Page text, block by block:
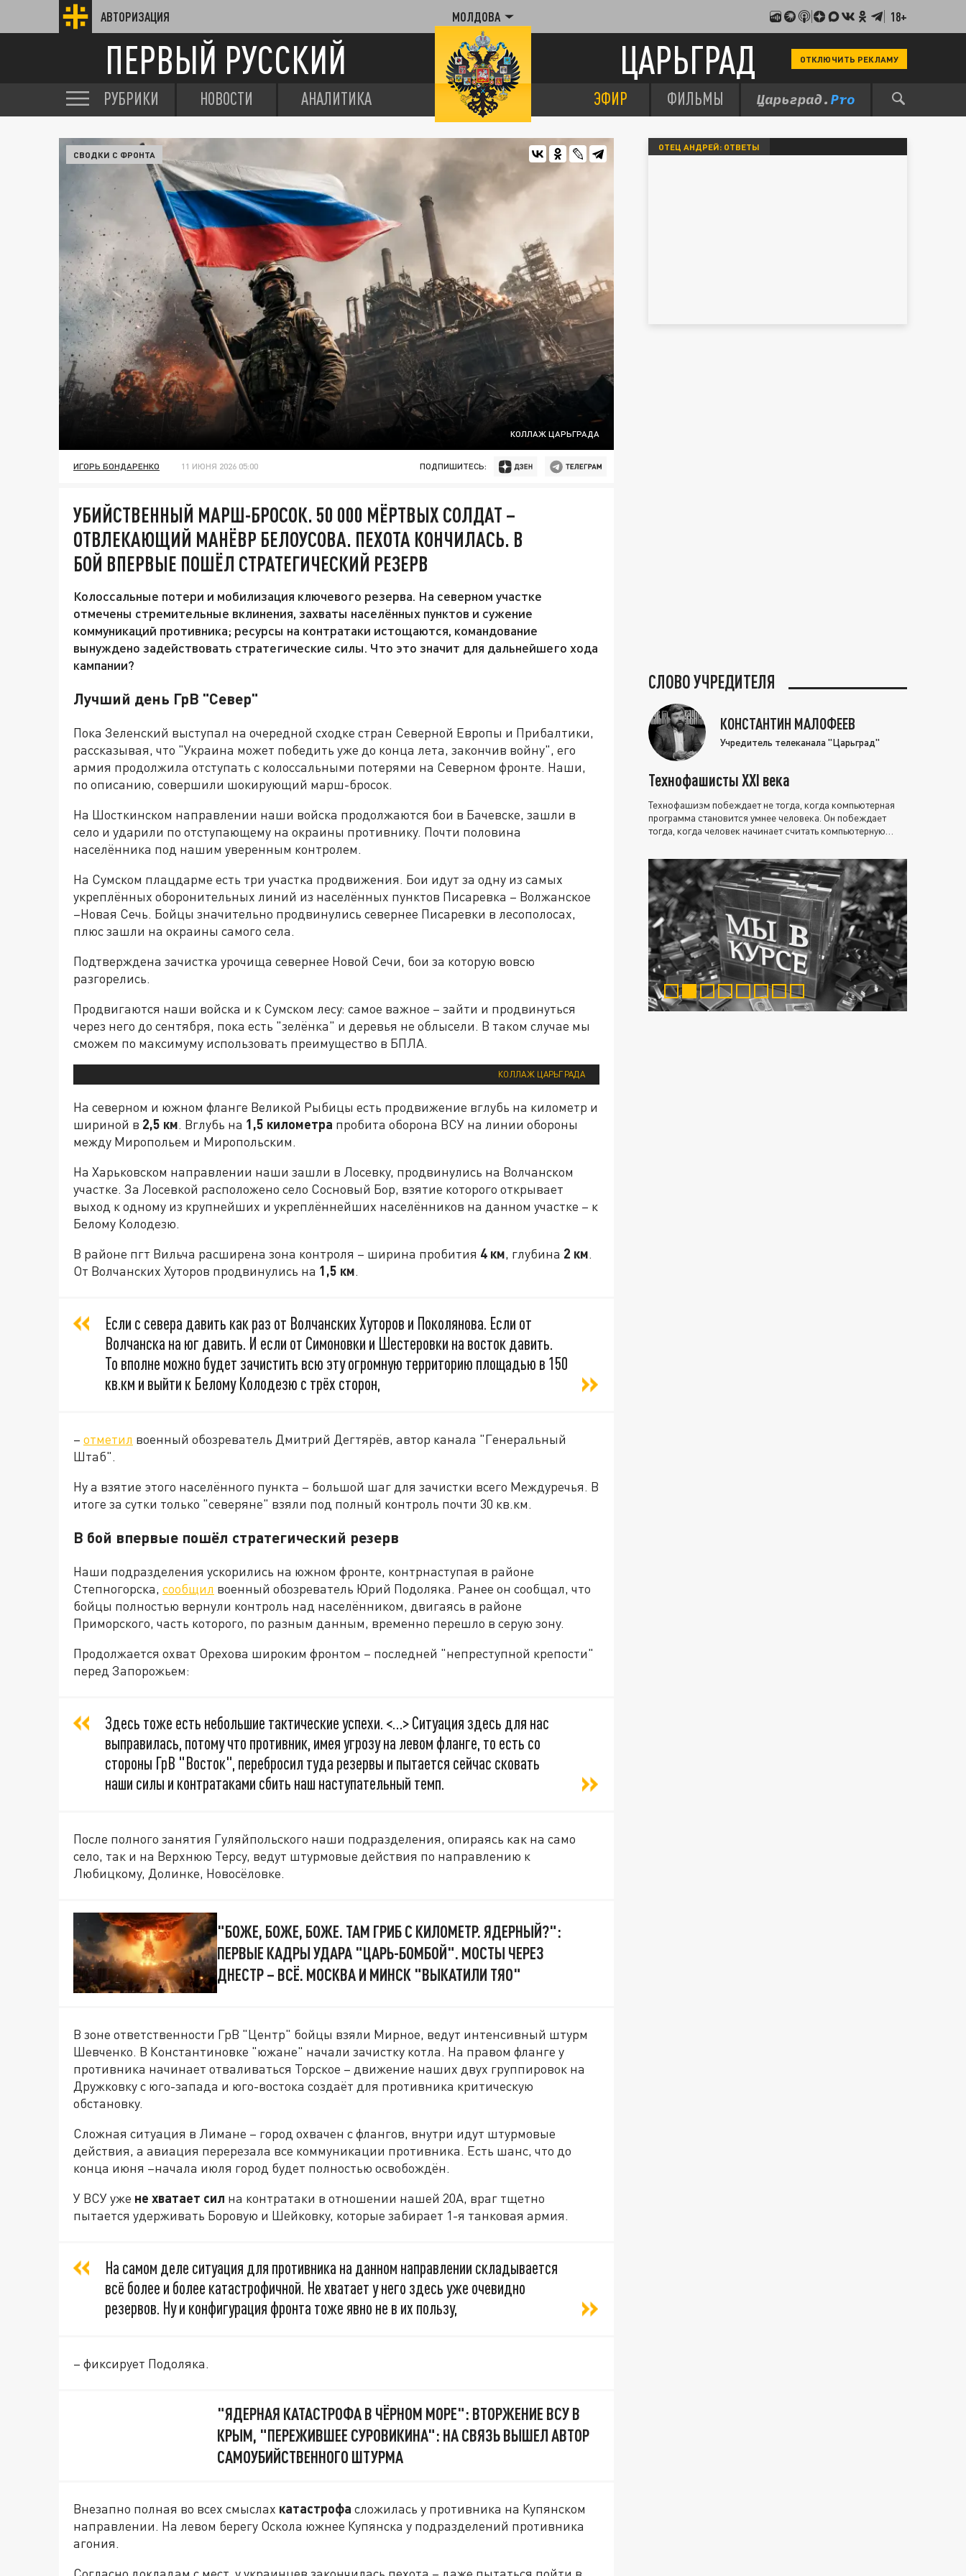
АВТОРИЗАЦИЯ МОЛДОВА 18+
ПЕРВЫЙ РУССКИЙ ЦАРЬГРАД ОТКЛЮЧИТЬ РЕКЛАМУ
РУБРИКИ НОВОСТИ АНАЛИТИКА ЭФИР ФИЛЬМЫ
КОЛЛАЖ ЦАРЬГРАДА
СВОДКИ С ФРОНТА
ИГОРЬ БОНДАРЕНКО 11 ИЮНЯ 2026 05:00 ПОДПИШИТЕСЬ:
УБИЙСТВЕННЫЙ МАРШ-БРОСОК. 50 000 МЁРТВЫХ СОЛДАТ –
ОТВЛЕКАЮЩИЙ МАНЁВР БЕЛОУСОВА. ПЕХОТА КОНЧИЛАСЬ. В
БОЙ ВПЕРВЫЕ ПОШЁЛ СТРАТЕГИЧЕСКИЙ РЕЗЕРВ
Колоссальные потери и мобилизация ключевого резерва. На северном участке
отмечены стремительные вклинения, захваты населённых пунктов и сужение
коммуникаций противника; ресурсы на контратаки истощаются, командование
вынуждено задействовать стратегические силы. Что это значит для дальнейшего хода
кампании?
Лучший день ГрВ "Север"
Пока Зеленский выступал на очередной сходке стран Северной Европы и Прибалтики,
рассказывая, что "Украина может победить уже до конца лета, закончив войну", его
армия продолжила отступать с колоссальными потерями на Северном фронте. Наши,
по описанию, совершили шокирующий марш-бросок.
На Шосткинском направлении наши войска продолжаются бои в Бачевске, зашли в
село и ударили по отступающему на окраины противнику. Почти половина
населённика под нашим уверенным контролем.
На Сумском плацдарме есть три участка продвижения. Бои идут за одну из самых
укреплённых оборонительных линий из населённых пунктов Писаревка – Волжанское
–Новая Сечь. Бойцы значительно продвинулись севернее Писаревки в лесополосах,
плюс зашли на окраины самого села.
Подтверждена зачистка урочища севернее Новой Сечи, бои за которую вовсю
разгорелись.
Продвигаются наши войска и к Сумском лесу: самое важное – зайти и продвинуться
через него до сентября, пока есть "зелёнка" и деревья не облысели. В таком случае мы
сможем по максимуму использовать преимущество в БПЛА.
КОЛЛАЖ ЦАРЬГРАДА
На северном и южном фланге Великой Рыбицы есть продвижение вглубь на километр и
шириной в 2,5 км. Вглубь на 1,5 километра пробита оборона ВСУ на линии обороны
между Миропольем и Миропольским.
На Харьковском направлении наши зашли в Лосевку, продвинулись на Волчанском
участке. За Лосевкой расположено село Сосновый Бор, взятие которого открывает
выход к одному из крупнейших и укреплённейших населёнников на данном участке – к
Белому Колодезю.
В районе пгт Вильча расширена зона контроля – ширина пробития 4 км, глубина 2 км.
От Волчанских Хуторов продвинулись на 1,5 км.
Если с севера давить как раз от Волчанских Хуторов и Поколянова. Если от
Волчанска на юг давить. И если от Симоновки и Шестеровки на восток давить.
То вполне можно будет зачистить всю эту огромную территорию площадью в 150
кв.км и выйти к Белому Колодезю с трёх сторон,
– отметил военный обозреватель Дмитрий Дегтярёв, автор канала "Генеральный
Штаб".
Ну а взятие этого населённого пункта – большой шаг для зачистки всего Междуречья. В
итоге за сутки только "северяне" взяли под полный контроль почти 30 кв.км.
В бой впервые пошёл стратегический резерв
Наши подразделения ускорились на южном фронте, контрнаступая в районе
Степногорска, сообщил военный обозреватель Юрий Подоляка. Ранее он сообщал, что
бойцы полностью вернули контроль над населёнником, двигаясь в районе
Приморского, часть которого, по разным данным, временно перешло в серую зону.
Продолжается охват Орехова широким фронтом – последней "непреступной крепости"
перед Запорожьем:
Здесь тоже есть небольшие тактические успехи. <…> Ситуация здесь для нас
выправилась, потому что противник, имея угрозу на левом фланге, то есть со
стороны ГрВ "Восток", перебросил туда резервы и пытается сейчас сковать
наши силы и контратаками сбить наш наступательный темп.
После полного занятия Гуляйпольского наши подразделения, опираясь как на само
село, так и на Верхнюю Терсу, ведут штурмовые действия по направлению к
Любицкому, Долинке, Новосёловке.
"БОЖЕ, БОЖЕ, БОЖЕ. ТАМ ГРИБ С КИЛОМЕТР. ЯДЕРНЫЙ?":
ПЕРВЫЕ КАДРЫ УДАРА "ЦАРЬ-БОМБОЙ". МОСТЫ ЧЕРЕЗ
ДНЕСТР – ВСЁ. МОСКВА И МИНСК "ВЫКАТИЛИ ТЯО"
В зоне ответственности ГрВ "Центр" бойцы взяли Мирное, ведут интенсивный штурм
Шевченко. В Константиновке "южане" начали зачистку котла. На правом фланге у
противника начинает отваливаться Торское – движение наших двух группировок на
Дружковку с юго-запада и юго-востока создаёт для противника критическую
обстановку.
Сложная ситуация в Лимане – город охвачен с флангов, внутри идут штурмовые
действия, а авиация перерезала все коммуникации противника. Есть шанс, что до
конца июня –начала июля город будет полностью освобождён.
У ВСУ уже не хватает сил на контратаки в отношении нашей 20А, враг тщетно
пытается удерживать Боровую и Шейковку, которые забирает 1-я танковая армия.
На самом деле ситуация для противника на данном направлении складывается
всё более и более катастрофичной. Не хватает у него здесь уже очевидно
резервов. Ну и конфигурация фронта тоже явно не в их пользу,
– фиксирует Подоляка.
"ЯДЕРНАЯ КАТАСТРОФА В ЧЁРНОМ МОРЕ": ВТОРЖЕНИЕ ВСУ В
КРЫМ, "ПЕРЕЖИВШЕЕ СУРОВИКИНА": НА СВЯЗЬ ВЫШЕЛ АВТОР
САМОУБИЙСТВЕННОГО ШТУРМА
Внезапно полная во всех смыслах катастрофа сложилась у противника на Купянском
направлении. На левом берегу Оскола южнее Купянска у подразделений противника
агония.
ОТЕЦ АНДРЕЙ: ОТВЕТЫ
СЛОВО УЧРЕДИТЕЛЯ
КОНСТАНТИН МАЛОФЕЕВ
Учредитель телеканала "Царьград"
Технофашисты XXI века
Технофашизм побеждает не тогда, когда компьютерная
программа становится умнее человека. Он побеждает
тогда, когда человек начинает считать компьютерную